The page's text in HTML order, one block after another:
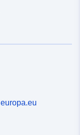
europa.eu